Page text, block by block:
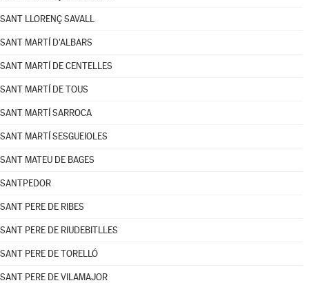
SANT LLORENÇ SAVALL
SANT MARTÍ D'ALBARS
SANT MARTÍ DE CENTELLES
SANT MARTÍ DE TOUS
SANT MARTÍ SARROCA
SANT MARTÍ SESGUEIOLES
SANT MATEU DE BAGES
SANTPEDOR
SANT PERE DE RIBES
SANT PERE DE RIUDEBITLLES
SANT PERE DE TORELLÓ
SANT PERE DE VILAMAJOR